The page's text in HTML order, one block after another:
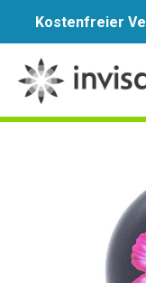
Kostenfreier